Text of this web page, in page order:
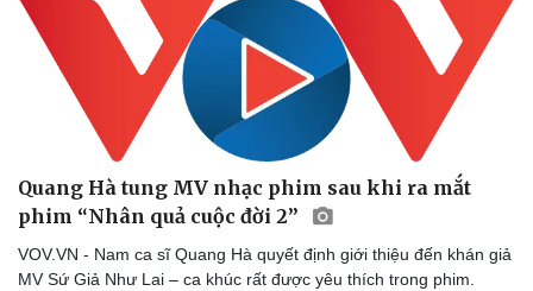
Văn hóa
Sân khấu - Điện ảnh
Giải trí
Nghệ sĩ
Quang Hà tung MV nhạc phim sau khi ra mắt
phim “Nhân quả cuộc đời 2”
VOV.VN - Nam ca sĩ Quang Hà quyết định giới thiệu đến khán giả
MV Sứ Giả Như Lai – ca khúc rất được yêu thích trong phim.